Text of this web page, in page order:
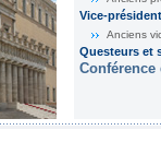
Vice-
Anciens
Questeurs et